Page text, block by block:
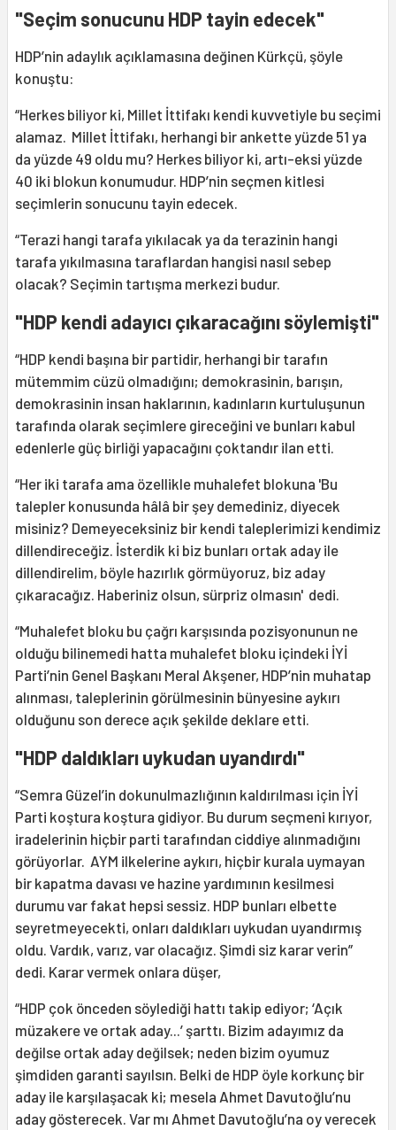
"Seçim sonucunu HDP tayin edecek"
HDP’nin adaylık açıklamasına değinen Kürkçü, şöyle
konuştu:
“Herkes biliyor ki, Millet İttifakı kendi kuvvetiyle bu seçimi
alamaz. Millet İttifakı, herhangi bir ankette yüzde 51 ya
da yüzde 49 oldu mu? Herkes biliyor ki, artı-eksi yüzde
40 iki blokun konumudur. HDP’nin seçmen kitlesi
seçimlerin sonucunu tayin edecek.
“Terazi hangi tarafa yıkılacak ya da terazinin hangi
tarafa yıkılmasına taraflardan hangisi nasıl sebep
olacak? Seçimin tartışma merkezi budur.
"HDP kendi adayıcı çıkaracağını söylemişti"
“HDP kendi başına bir partidir, herhangi bir tarafın
mütemmim cüzü olmadığını; demokrasinin, barışın,
demokrasinin insan haklarının, kadınların kurtuluşunun
tarafında olarak seçimlere gireceğini ve bunları kabul
edenlerle güç birliği yapacağını çoktandır ilan etti.
“Her iki tarafa ama özellikle muhalefet blokuna 'Bu
talepler konusunda hâlâ bir şey demediniz, diyecek
misiniz? Demeyeceksiniz bir kendi taleplerimizi kendimiz
dillendireceğiz. İsterdik ki biz bunları ortak aday ile
dillendirelim, böyle hazırlık görmüyoruz, biz aday
çıkaracağız. Haberiniz olsun, sürpriz olmasın' dedi.
“Muhalefet bloku bu çağrı karşısında pozisyonunun ne
olduğu bilinemedi hatta muhalefet bloku içindeki İYİ
Parti’nin Genel Başkanı Meral Akşener, HDP’nin muhatap
alınması, taleplerinin görülmesinin bünyesine aykırı
olduğunu son derece açık şekilde deklare etti.
"HDP daldıkları uykudan uyandırdı"
“Semra Güzel’in dokunulmazlığının kaldırılması için İYİ
Parti koştura koştura gidiyor. Bu durum seçmeni kırıyor,
iradelerinin hiçbir parti tarafından ciddiye alınmadığını
görüyorlar. AYM ilkelerine aykırı, hiçbir kurala uymayan
bir kapatma davası ve hazine yardımının kesilmesi
durumu var fakat hepsi sessiz. HDP bunları elbette
seyretmeyecekti, onları daldıkları uykudan uyandırmış
oldu. Vardık, varız, var olacağız. Şimdi siz karar verin”
dedi. Karar vermek onlara düşer,
“HDP çok önceden söylediği hattı takip ediyor; ‘Açık
müzakere ve ortak aday...’ şarttı. Bizim adayımız da
değilse ortak aday değilsek; neden bizim oyumuz
şimdiden garanti sayılsın. Belki de HDP öyle korkunç bir
aday ile karşılaşacak ki; mesela Ahmet Davutoğlu’nu
aday gösterecek. Var mı Ahmet Davutoğlu’na oy verecek